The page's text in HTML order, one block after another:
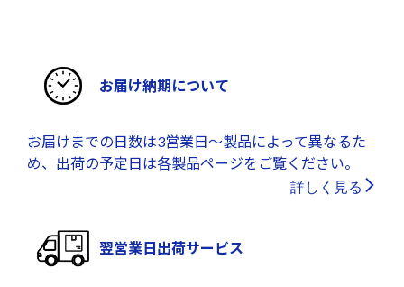
お届け納期について
お届けまでの日数は3営業日～製品によって異なるた
め、出荷の予定日は各製品ページをご覧ください。
詳しく見る
翌営業日出荷サービス